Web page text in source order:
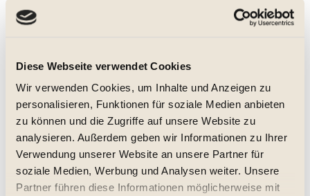
Diese Webseite verwendet Cookies
Wir verwenden Cookies, um Inhalte und Anzeigen zu
personalisieren, Funktionen für soziale Medien anbieten
zu können und die Zugriffe auf unsere Website zu
analysieren. Außerdem geben wir Informationen zu Ihrer
Verwendung unserer Website an unsere Partner für
soziale Medien, Werbung und Analysen weiter. Unsere
Partner führen diese Informationen möglicherweise mit
trocken, Jg. 2023
(21,27 € * / 1 Liter)
Details
Merken